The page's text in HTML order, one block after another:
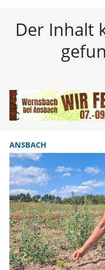
Der Inhalt
ANSBACH